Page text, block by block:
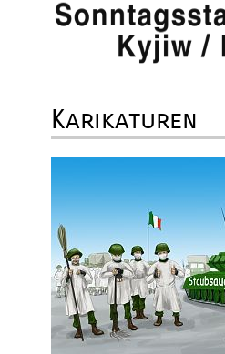
Karikaturen